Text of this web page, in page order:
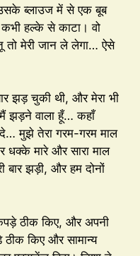
ब्लाउज में से एक बूब
हल्के से काटा। वो
तो मेरी जान ले लेगा… ऐसे
झड़ चुकी थी, और मेरा भी
झड़ने वाला हूँ… कहाँ
मुझे तेरा गरम-गरम माल
धक्के मारे और सारा माल
बार झड़ी, और हम दोनों
ठीक किए, और अपनी
किए और सामान्य